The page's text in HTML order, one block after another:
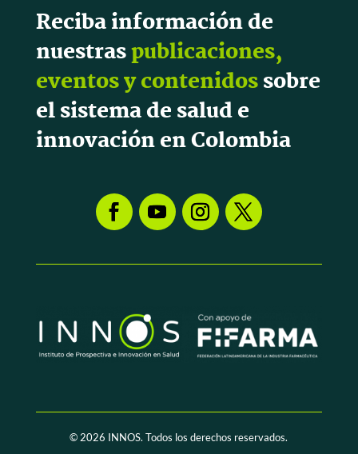
Reciba información de
nuestraspublicaciones,
eventos y contenidossobre
el sistema de salud e
innovación en Colombia
© 2026 INNOS. Todos los derechos reservados.